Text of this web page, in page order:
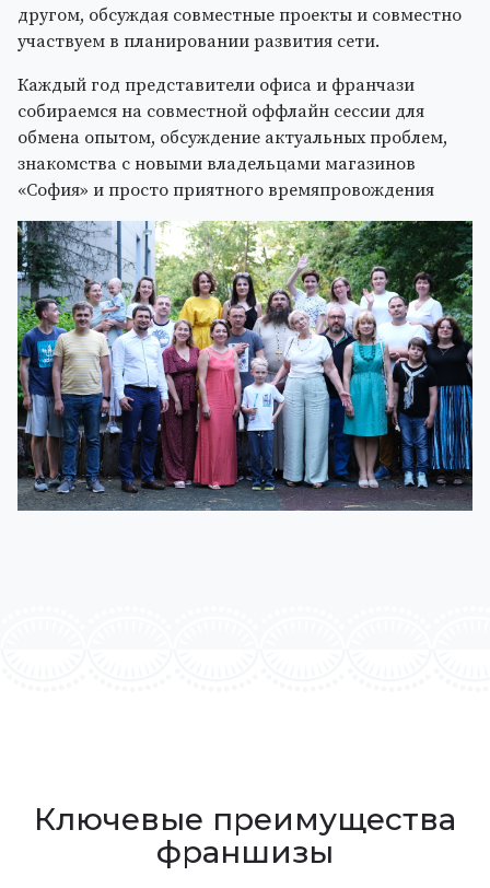
другом, обсуждая совместные проекты и совместно
участвуем в планировании развития сети.
Каждый год представители офиса и франчази
собираемся на совместной оффлайн сессии для
обмена опытом, обсуждение актуальных проблем,
знакомства с новыми владельцами магазинов
«София» и просто приятного времяпровождения
Ключевые преимущества
франшизы